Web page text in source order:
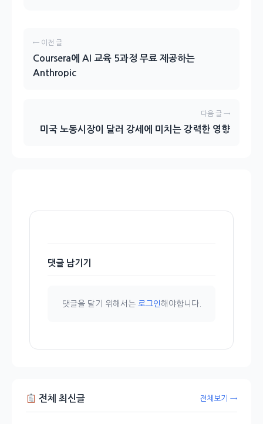
← 이전 글
Coursera에 AI 교육 5과정 무료 제공하는
Anthropic
다음 글 →
미국 노동시장이 달러 강세에 미치는 강력한 영향
댓글 남기기
댓글을 달기 위해서는 로그인해야합니다.
전체 최신글 전체보기 →